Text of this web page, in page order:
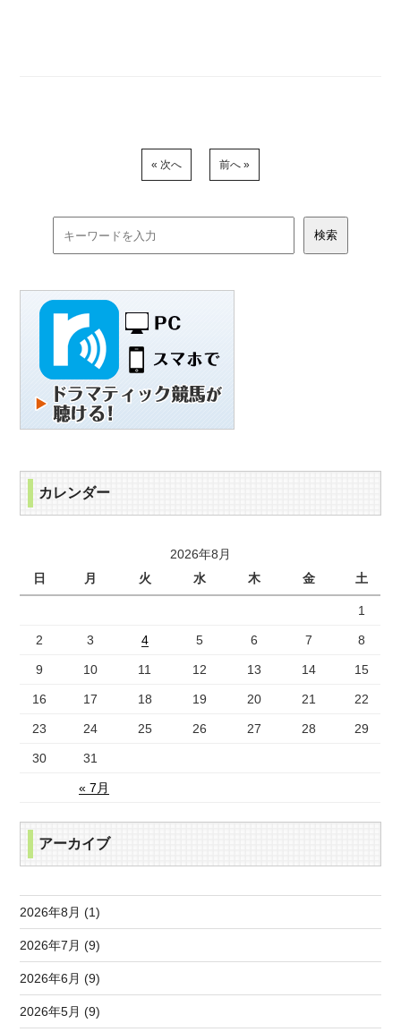
« 次へ 前へ »
カレンダー
2026年8月
日
月 火 水 木 金 土
« 7月
1
2 3 4 5 6 7 8
9 10 11 12 13 14 15
16 17 18 19 20 21 22
23 24 25 26 27 28 29
30 31
アーカイブ
2026年8月 (1)
2026年7月 (9)
2026年6月 (9)
2026年5月 (9)